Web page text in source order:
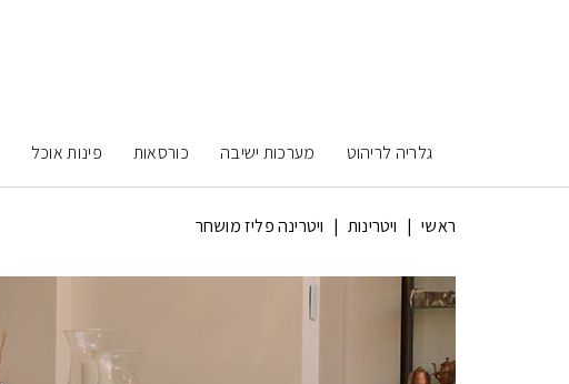
גלריה לריהוט מערכות ישיבה כורסאות פינות אוכל
ראשי | ויטרינות | ויטרינה פליז מושחר